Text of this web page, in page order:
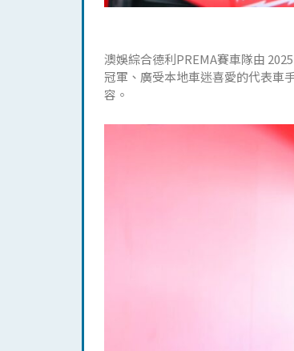
澳娛綜合德利PREMA賽車隊由
冠軍、廣受本地車迷喜愛的代表車
容。